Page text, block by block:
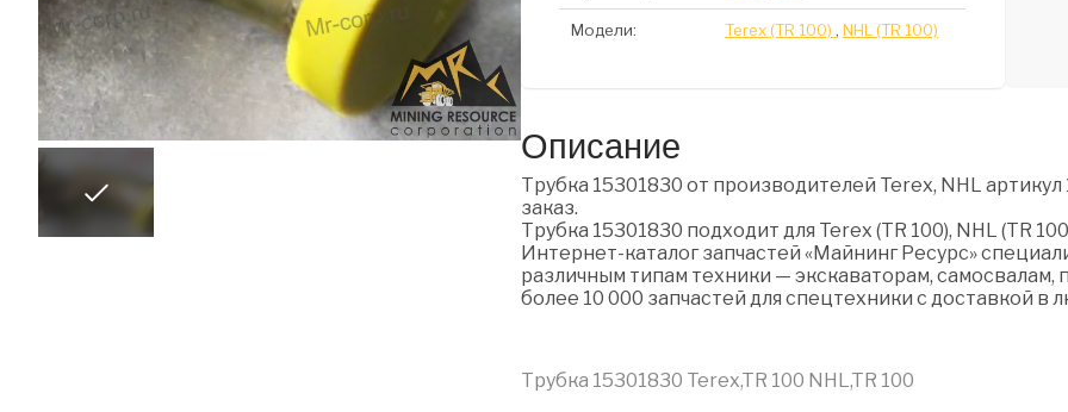
Модели: Terex (TR 100) ,NHL (TR 100)
Описание
Трубка 15301830 от производителей Terex, NHL
заказ.
Трубка 15301830 подходит для Terex (TR 100), NHL (TR
Интернет-каталог запчастей «Майнинг Ресурс»
различным типам техники — экскаваторам, самосвалам,
более 10 000 запчастей для спецтехники с доставкой
Трубка 15301830 Terex,TR 100 NHL,TR 100